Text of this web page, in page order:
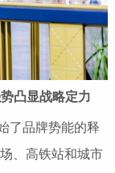
凸显战略定力
了品牌势能的释
、高铁站和城市